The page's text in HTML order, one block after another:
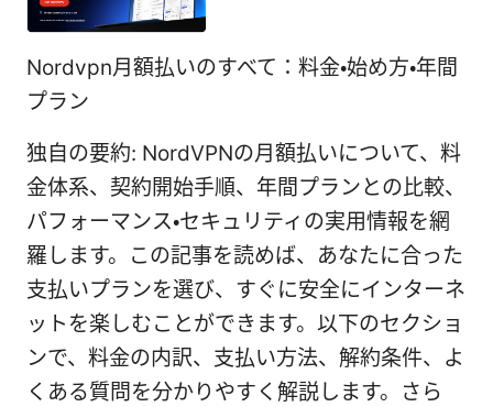
Nordvpn月額払いのすべて：料金・始め方・年間
プラン
独自の要約: NordVPNの月額払いについて、料
金体系、契約開始手順、年間プランとの比較、
パフォーマンス・セキュリティの実用情報を網
羅します。この記事を読めば、あなたに合った
支払いプランを選び、すぐに安全にインターネ
ットを楽しむことができます。以下のセクショ
ンで、料金の内訳、支払い方法、解約条件、よ
くある質問を分かりやすく解説します。さら